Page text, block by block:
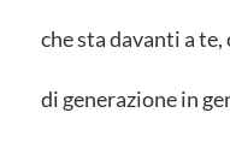
che sta davanti a
di generazione in